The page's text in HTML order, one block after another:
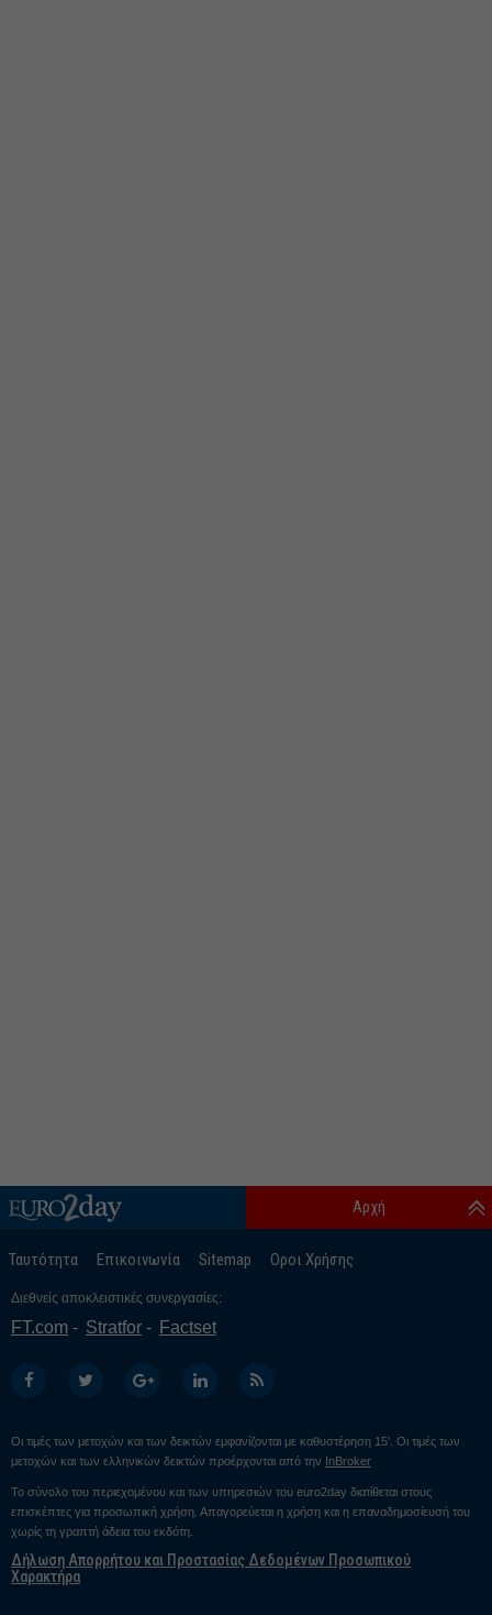
Ταυτότητα Επικοινωνία Sitemap Οροι Χρήσης
Αρχή
Διεθνείς αποκλειστικές συνεργασίες:
FT.com Stratfor Factset
Οι τιμές των μετοχών και των δεικτών εμφανίζονται με καθυστέρηση 15’. Οι τιμές των
μετοχών και των ελληνικών δεικτών προέρχονται από την InBroker
Το σύνολο του περιεχομένου και των υπηρεσιών του euro2day διατίθεται στους
επισκέπτες για προσωπική χρήση. Απαγορεύεται η χρήση και η επαναδημοσίευσή του
χωρίς τη γραπτή άδεια του εκδότη.
Δήλωση Απορρήτου και Προστασίας Δεδομένων Προσωπικού
Χαρακτήρα